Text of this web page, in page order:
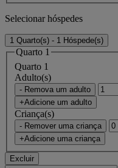
Selecionar hóspedes
1 Quarto(s) - 1 Hóspede(s)
Quarto 1
Quarto 1
Adulto(s)
- Remova um adulto
+Adicione um adulto
Criança(s)
- Remover uma criança
+Adicione uma criança
Excluir